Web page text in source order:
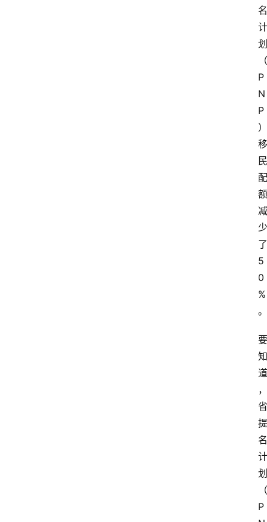
P
N
P
5
0
%
P